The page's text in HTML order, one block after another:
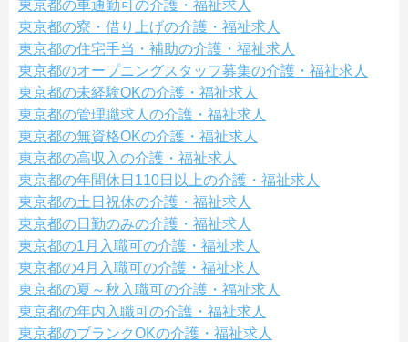
東京都の車通勤可の介護・福祉求人
東京都の寮・借り上げの介護・福祉求人
東京都の住宅手当・補助の介護・福祉求人
東京都のオープニングスタッフ募集の介護・福祉求人
東京都の未経験OKの介護・福祉求人
東京都の管理職求人の介護・福祉求人
東京都の無資格OKの介護・福祉求人
東京都の高収入の介護・福祉求人
東京都の年間休日110日以上の介護・福祉求人
東京都の土日祝休の介護・福祉求人
東京都の日勤のみの介護・福祉求人
東京都の1月入職可の介護・福祉求人
東京都の4月入職可の介護・福祉求人
東京都の夏～秋入職可の介護・福祉求人
東京都の年内入職可の介護・福祉求人
東京都のブランクOKの介護・福祉求人